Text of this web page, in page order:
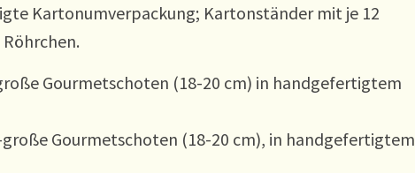
Kartonumverpackung; Kartonständer mit je 12
Gourmetschoten (18-20 cm) in handgefertigtem
große Gourmetschoten (18-20 cm), in handgefertigtem